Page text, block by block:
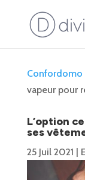
Confordomo
vapeur pour
L’option
ses
25 Juil 2021 |